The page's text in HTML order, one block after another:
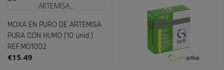
MOXA EN PURO DE ARTEMISA
PURA CON HUMO (10 unid.)
REF.MO1002
€15.49